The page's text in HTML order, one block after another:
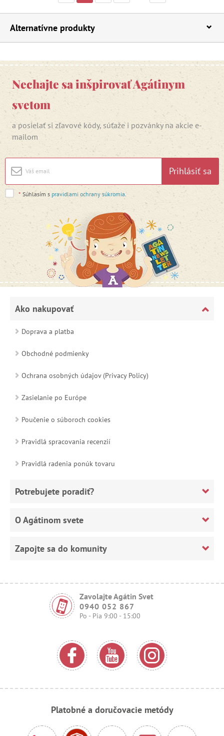
Alternatívne produkty
Nechajte sa inšpirovať Agátinym
svetom
a posielať si zľavové kódy, súťaže i pozvánky na akcie e-
mailom
Prihlásiť sa
* Súhlasím s pravidlami ochrany súkromia
Ako nakupovať
Doprava a platba
Obchodné podmienky
Ochrana osobných údajov (Privacy Policy)
Zasielanie po Európe
Poučenie o súboroch cookies
Pravidlá spracovania recenzií
Pravidlá radenia ponúk tovaru
Potrebujete poradiť?
O Agátinom svete
Zapojte sa do komunity
Zavolajte Agátin Svet
0940 052 867
Po - Pia 9:00 - 15:00
Platobné a doručovacie metódy